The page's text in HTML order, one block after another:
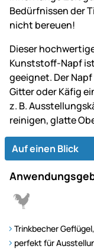
Bedürfnissen der
nicht bereuen!
Dieser
Kunststoff-Napf
geeignet. Der
Gitter oder Käfig
z. B.
reinigen, glatte
Auf einen Blick
Trinkbecher
perfekt für